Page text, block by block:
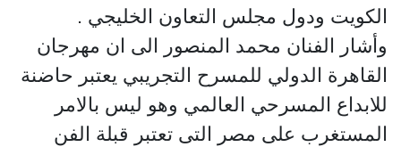
الكويت ودول مجلس التعاون الخليجي .
وأشار الفنان محمد المنصور الى ان مهرجان
القاهرة الدولي للمسرح التجريبي يعتبر حاضنة
للابداع المسرحي العالمي وهو ليس بالامر
المستغرب على مصر التى تعتبر قبلة الفن